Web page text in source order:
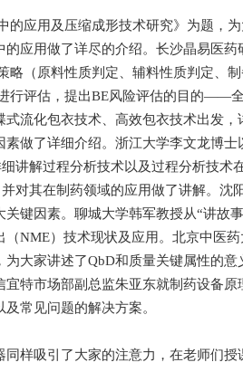
应用及压缩成形技术研究》为题，
应用做了详尽的介绍。长沙晶易医药
（原料性质判定、辅料性质判定、
行评估，提出BE风险评估的目的——
流化包衣技术、高效包衣技术出发，
做了详细介绍。浙江大学李文龙博士
讲解过程分析技术以及过程分析技术
对其在制药领域的应用做了讲解。沈
键因素。聊城大学韩军教授从“讲故
NME）技术现状及应用。北京中医
大家讲述了QbD和质量关键属性的意
特市场部副总监朱亚东就制药设备原
常见问题的解决方案。
样吸引了大家的注意力，在老师们授